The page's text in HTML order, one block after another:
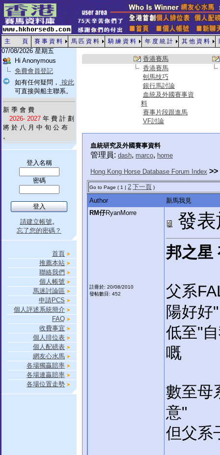
主 頁 賽 事 資 料 馬 匹 資 料 騎 練 資 料 年 度 統 計 其 他 資 料
07/08/2026 星期五
Hi Anonymous
免費會員登記
如有任何疑問， 按此
可直接與船主聯系。
新 季 會 費
2026- 2027 年 費 計 劃
將 於 八 月 中 旬 公 布
。
登入名稱
密碼
請建立帳號。
忘了您的密碼？
首頁
推薦本站
聯絡我們
個人帳號
馬迷討論區
申請PCS
個人評述系統簡介
FAQ
收費事宜
個人排位表
個人配磅表
網友心水馬
各場獨贏賠率
各場連贏賠率
各場位置走勢
香港賽馬
香港賽馬
刨馬技巧
銀行馬討論
血統及外國賽事資
料
賽事片段跟進馬
VF討論
血統研究及外國賽事資料
管理員: dash, marco, home
Hong Kong Horse Database Forum Index >>
Go to Page ( 1 | 2 下一頁 )
Author
新馬我見
RM仔RyanMorre
註冊於: 20/08/2010
發帖數目: 452
發
邦之星
父系
陽好好"
低至"
嘅
數至母
意"
但父系